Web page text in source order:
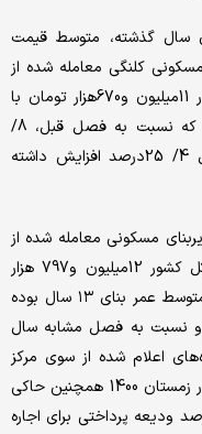
سال گذشته، متوسط قیمت
کلنگی معامله شده از
طریق بنگاه‌‌‌‌های معاملات ملکی در کل کشور 11‌میلیون و670‌هزار تومان با
میانگین مساحت ٢٤٥ مترمربع بوده است، که نسبت به فصل قبل، 8/
6‌درصد و نسبت به فصل مشابه سال قبل 4/ 25درصد افزایش داشته
مسکونی معامله شده از
طریق بنگاه‌‌‌‌های معاملات ملکی در سطح کل کشور 12‌میلیون و797 ‌هزار
تومان با میانگین مساحت ١٠٧ مترمربع و متوسط عمر بنای ١٣ سال بوده
به فصل قبل، 8/ 8درصد و نسبت به فصل مشابه سال
اعلام شده از سوی مرکز
آمار ایران درباره تحولات بازار مسکن کشور در زمستان 1400 همچنین حاکی